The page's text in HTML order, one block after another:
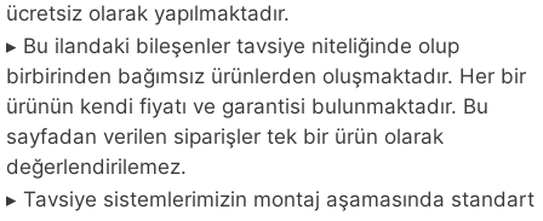
ücretsiz olarak yapılmaktadır.
▸ Bu ilandaki bileşenler tavsiye niteliğinde olup
birbirinden bağımsız ürünlerden oluşmaktadır. Her bir
ürünün kendi fiyatı ve garantisi bulunmaktadır. Bu
sayfadan verilen siparişler tek bir ürün olarak
değerlendirilemez.
▸ Tavsiye sistemlerimizin montaj aşamasında standart